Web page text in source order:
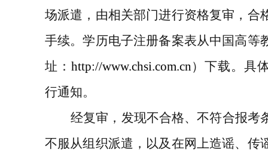
场派遣，由相关部门进行资格复审，合
手续。学历电子注册备案表从中国高等
址： http://www.chsi.com.cn）下载。具
行通知。
经复审，发现不合格、不符合报考
不服从组织派遣，以及在网上造谣、传